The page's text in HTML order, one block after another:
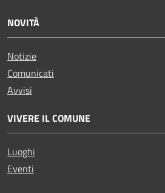
NOVITÀ
Notizie
Comunicati
Avvisi
VIVERE IL COMUNE
Luoghi
Eventi